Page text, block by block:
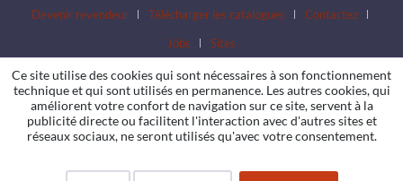
Devenir revendeur
Télécharger les catalogues
Contactez
Jobs
Sites
Ce site utilise des cookies qui sont nécessaires à son fonctionnement
technique et qui sont utilisés en permanence. Les autres cookies, qui
améliorent votre confort de navigation sur ce site, servent à la
publicité directe ou facilitent l'interaction avec d'autres sites et
réseaux sociaux, ne seront utilisés qu'avec votre consentement.